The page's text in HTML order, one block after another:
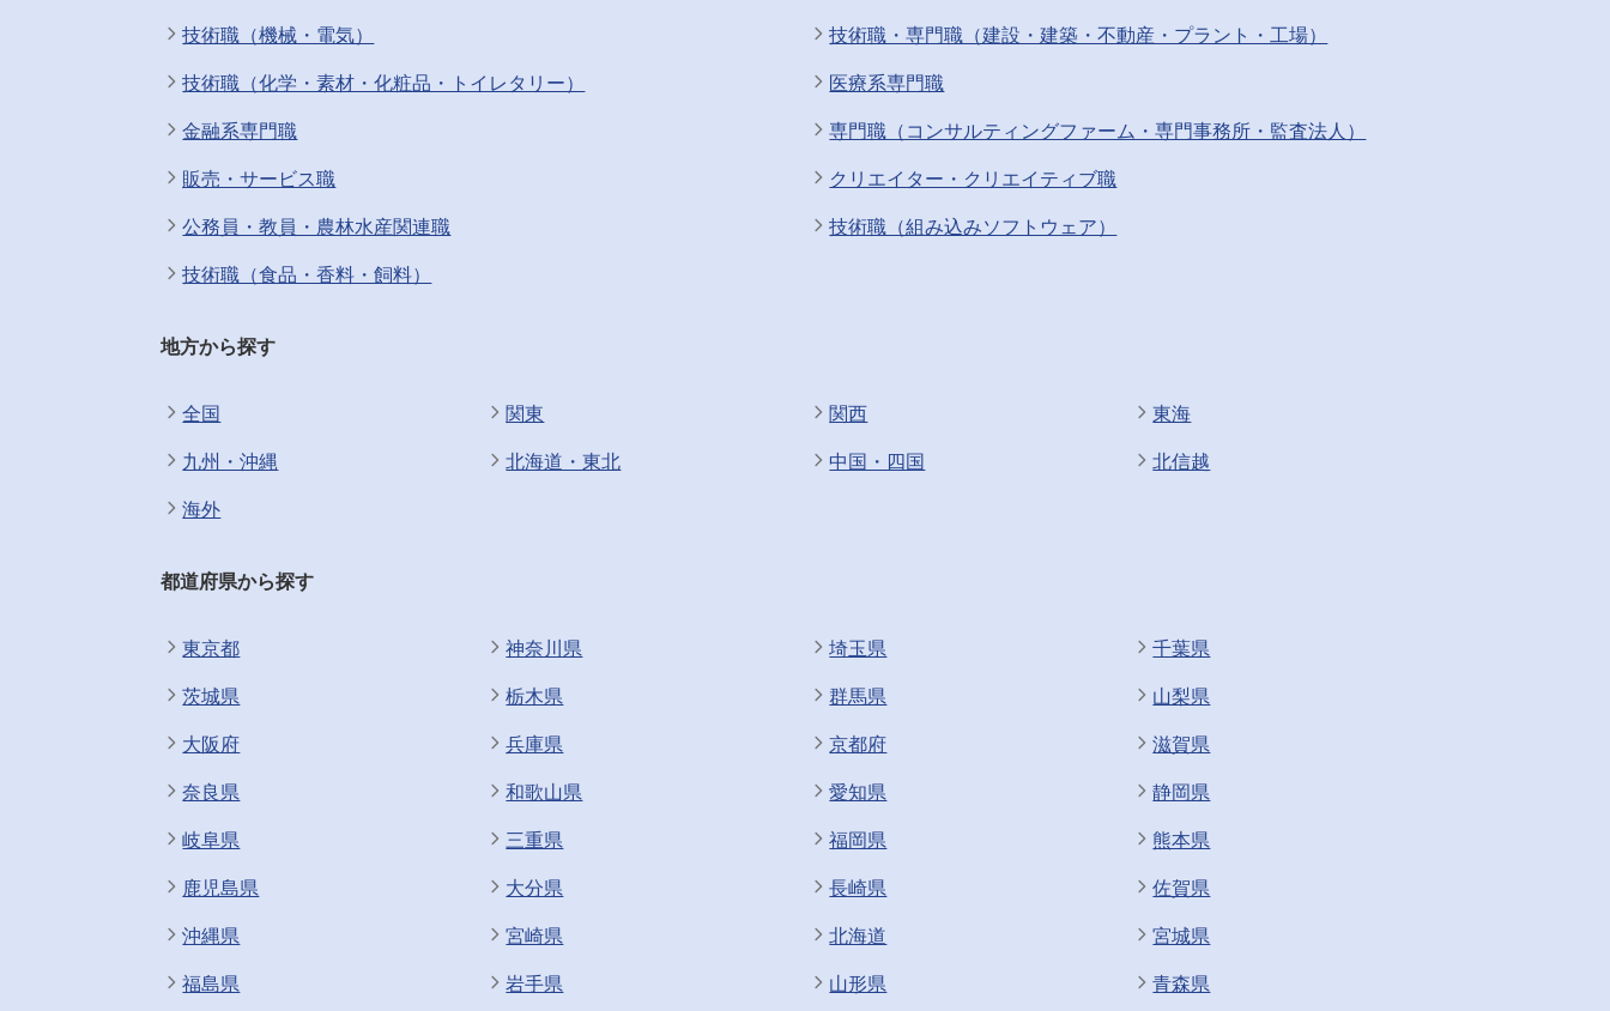
技術職（機械・電気）
技術職・専門職（建設・建築・不動産・プラント・工場）
技術職（化学・素材・化粧品・トイレタリー）
医療系専門職
金融系専門職
専門職（コンサルティングファーム・専門事務所・監査法人）
販売・サービス職
クリエイター・クリエイティブ職
公務員・教員・農林水産関連職
技術職（組み込みソフトウェア）
技術職（食品・香料・飼料）
地方から探す
全国 関東 関西
東海
九州・沖縄
北海道・東北 中国・四国
北信越
海外
都道府県から探す
東京都 神奈川県 埼玉県
千葉県
茨城県
栃木県 群馬県
山梨県
大阪府
兵庫県 京都府
滋賀県
奈良県
和歌山県 愛知県
静岡県
岐阜県
三重県 福岡県
熊本県
鹿児島県
大分県 長崎県
佐賀県
沖縄県
宮崎県 北海道
宮城県
福島県
岩手県 山形県
青森県